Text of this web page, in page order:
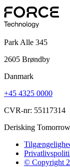
Park Alle 345
2605 Brøndby
Danmark
+45 4325 0000
CVR-nr: 55117314
Derisking Tomorrow
© Copyright